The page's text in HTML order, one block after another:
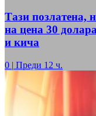
Тази позлатена,
на цена 30
и кича
0 | Преди 12 ч.